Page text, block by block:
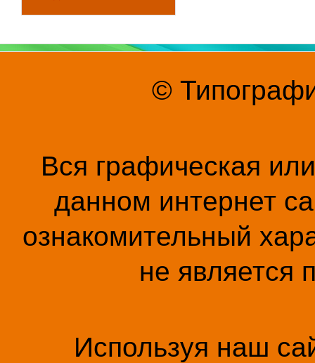
©
Вся графическая
данном интернет
ознакомительный
не является
Используя наш